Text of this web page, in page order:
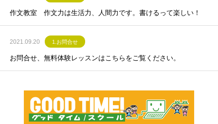
作文教室 作文力は生活力、人間力です。書けるって楽しい！
2021.09.20 1.お問合せ
お問合せ、無料体験レッスンはこちらをご覧ください。